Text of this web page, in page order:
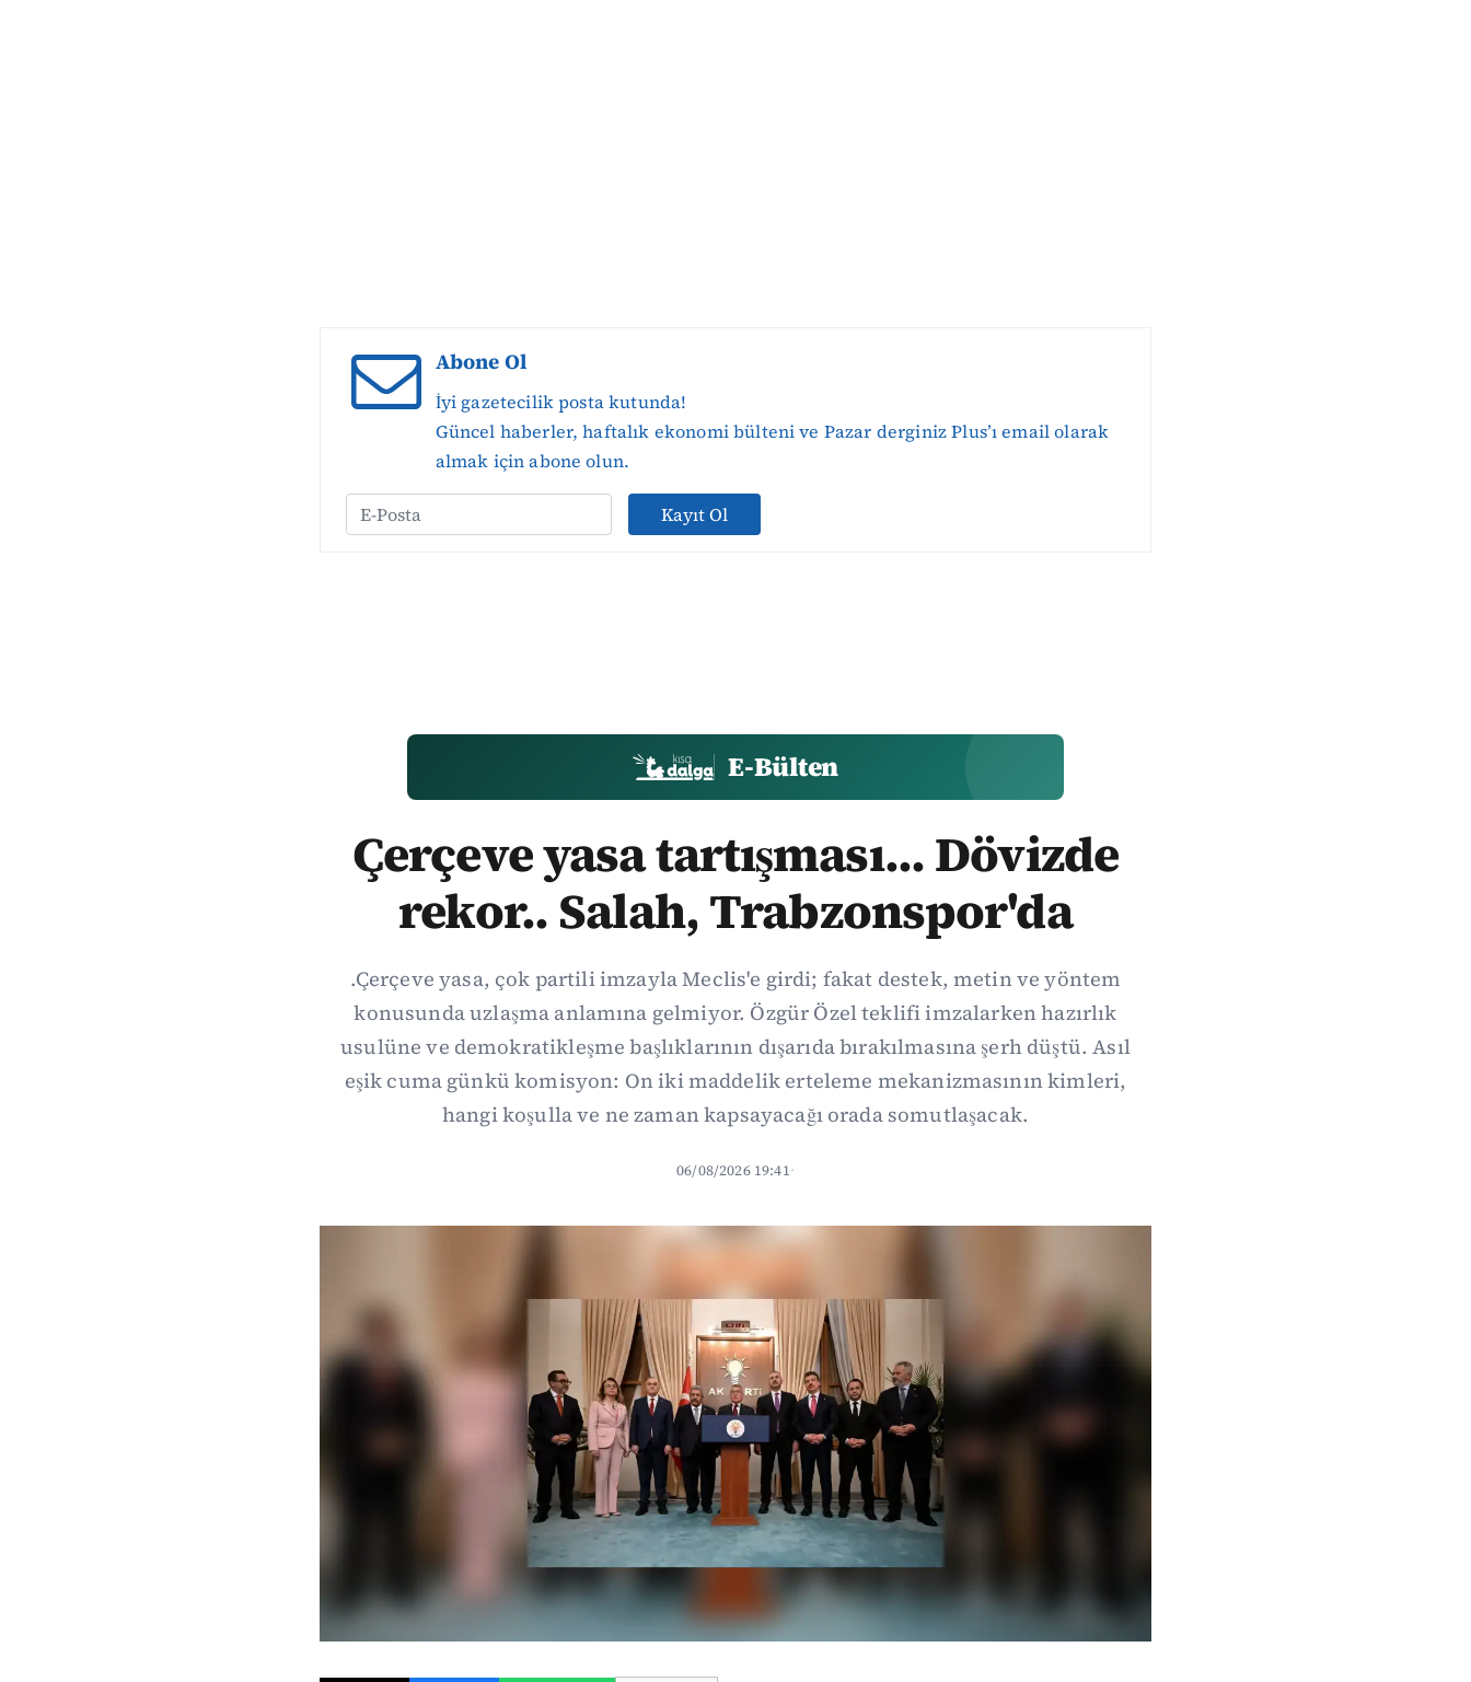
Abone Ol
İyi gazetecilik posta kutunda!
Güncel haberler, haftalık ekonomi bülteni ve Pazar derginiz Plus’ı email olarak
almak için abone olun.
Kayıt Ol
E-Bülten
Çerçeve yasa tartışması... Dövizde
rekor.. Salah, Trabzonspor'da
.Çerçeve yasa, çok partili imzayla Meclis'e girdi; fakat destek, metin ve yöntem
konusunda uzlaşma anlamına gelmiyor. Özgür Özel teklifi imzalarken hazırlık
usulüne ve demokratikleşme başlıklarının dışarıda bırakılmasına şerh düştü. Asıl
eşik cuma günkü komisyon: On iki maddelik erteleme mekanizmasının kimleri,
hangi koşulla ve ne zaman kapsayacağı orada somutlaşacak.
06/08/2026 19:41·